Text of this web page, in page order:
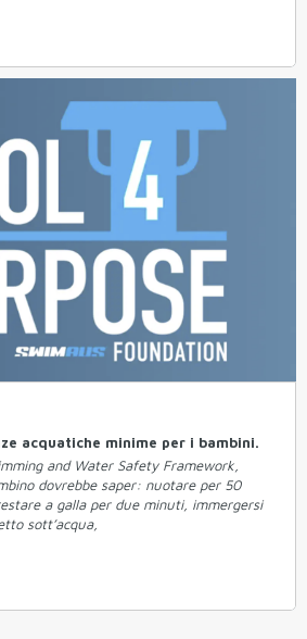
acquatiche minime per i bambini.
and Water Safety Framework,
dovrebbe saper: nuotare per 50
a galla per due minuti, immergersi
sott’acqua,